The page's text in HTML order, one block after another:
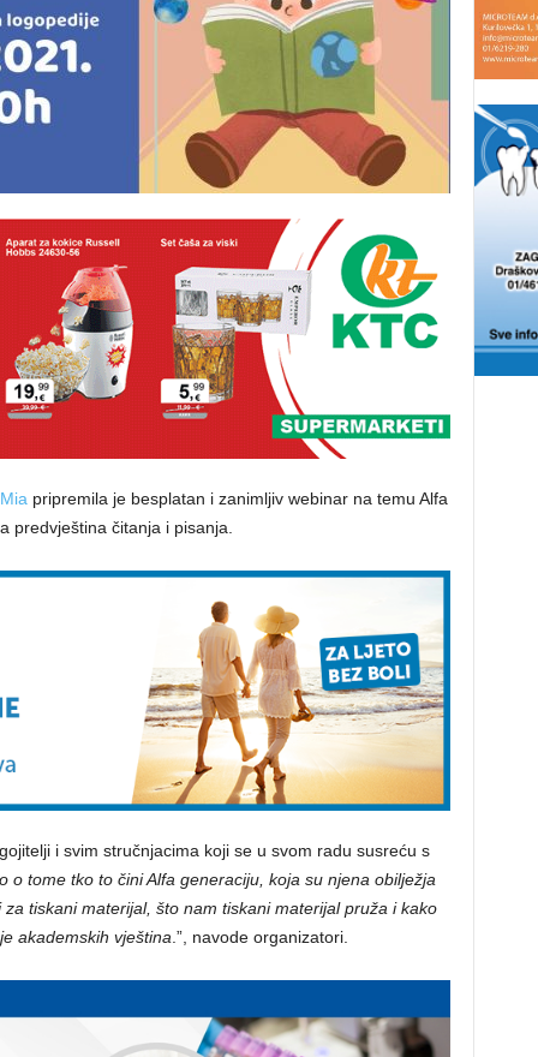
pripremila je besplatan i zanimljiv webinar na temu Alfa
predvještina čitanja i pisanja.
i svim stručnjacima koji se u svom radu susreću s
o tome tko to čini Alfa generaciju, koja su njena obilježja
tiskani materijal, što nam tiskani materijal pruža i kako
akademskih vještina .”, navode organizatori.